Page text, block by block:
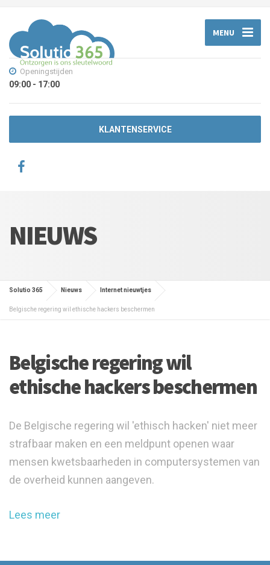
MENU
Openingstijden
09:00 - 17:00
KLANTENSERVICE
NIEUWS
Solutio 365 Nieuws Internet nieuwtjes
Belgische regering wil ethische hackers beschermen
Belgische regering wil
ethische hackers beschermen
De Belgische regering wil 'ethisch hacken' niet meer
strafbaar maken en een meldpunt openen waar
mensen kwetsbaarheden in computersystemen van
de overheid kunnen aangeven.
Lees meer